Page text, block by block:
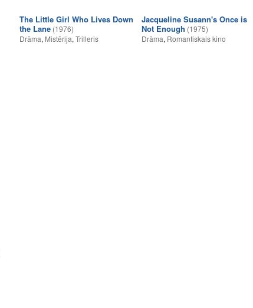
The Little Girl Who Lives Down
the Lane (1976)
Drāma, Mistērija, Trilleris
Jacqueline Susann's Once is
Not Enough (1975)
Drāma, Romantiskais kino